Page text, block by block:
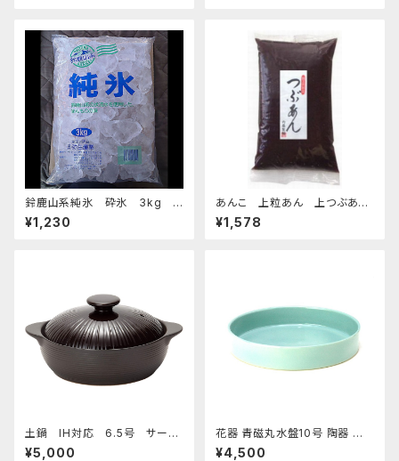
鈴鹿山系純氷 砕氷 3kg
おすすめ
¥1,230
あんこ 上粒あん 上つぶあん
1kg-老舗あんこ屋のこだわり餡
¥1,578
土鍋 IH対応 6.5号 サーマ
テック チョコレート
¥5,000
花器 青磁丸水盤10号 陶器 水
盤 花瓶 フラワーベース
¥4,500